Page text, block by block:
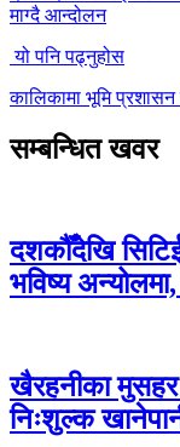
माग्दै आन्दोलन
यो पनि पढ्नुहोस
कालिकामा भूमि
सम्बन्धित खवर
दशकौँदेखि
भविष्य
खैरहनीका मुसहर
निःशुल्क